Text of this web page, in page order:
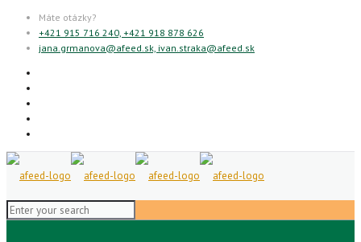
Máte otázky?
+421 915 716 240, +421 918 878 626
jana.grmanova@afeed.sk, ivan.straka@afeed.sk